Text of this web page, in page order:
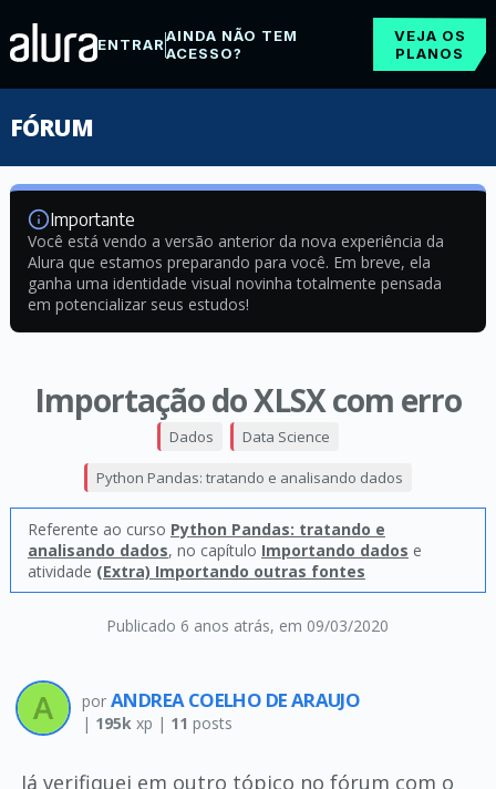
ENTRARAINDA NÃO TEM
ACESSO?
VEJA OS
PLANOS
FÓRUM
Importante
Você está vendo a versão anterior da nova experiência da
Alura que estamos preparando para você. Em breve, ela
ganha uma identidade visual novinha totalmente pensada
em potencializar seus estudos!
Importação do XLSX com erro
Publicado 6 anos atrás, em 09/03/2020
Dados Data Science
Python Pandas: tratando e analisando dados
Referente ao curso Python Pandas: tratando e
analisando dados, no capítulo Importando dados e
atividade (Extra) Importando outras fontes
por ANDREA COELHO DE ARAUJO
| 195kxp | 11 posts
Já verifiquei em outro tópico no fórum com o